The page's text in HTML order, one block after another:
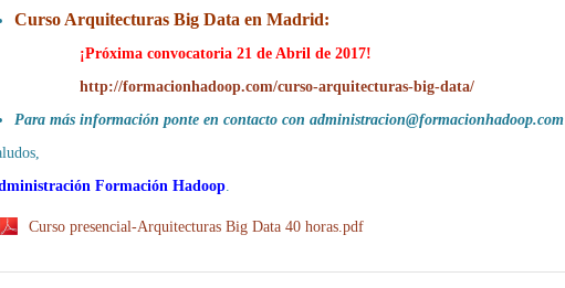
Curso Arquitecturas Big Data en Madrid:
convocatoria 21 de Abril de 2017!
http://formacionhadoop.com/curso-arquitecturas-big-data/
Para más información ponte en contacto con administracion@formacionhadoop.com
Formación Hadoop.
Curso presencial-Arquitecturas Big Data 40 horas.pdf